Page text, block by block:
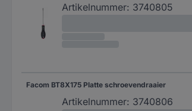
Artikelnummer: 3740805
Facom BT8X175 Platte schroevendraaier
Artikelnummer: 3740806